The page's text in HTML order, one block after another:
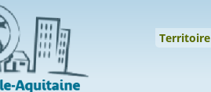
Qualité
Territoire